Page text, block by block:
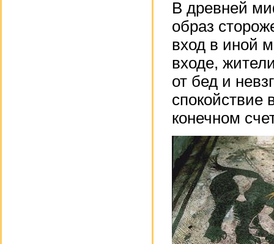
В древней
образ
вход в иной
входе,
от бед и
спокойствие
конечном